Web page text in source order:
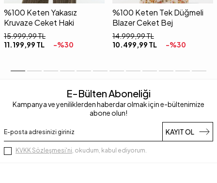
%100 Keten Yakasız
Kruvaze Ceket Haki
15.999,99TL
11.199,99 TL -%30
%100 Keten Tek Düğmeli
Blazer Ceket Bej
14.999,99TL
10.499,99 TL -%30
E-Bülten Aboneliği
Kampanya ve yeniliklerden haberdar olmak için e-bültenimize
abone olun!
KAYIT OL
KVKK Sözleşmesi'ni, okudum, kabul ediyorum.